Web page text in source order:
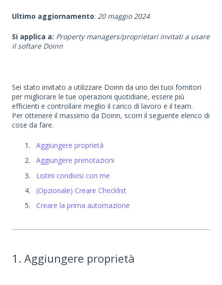
Ultimo aggiornamento: 20 maggio 2024
Si applica a: Property managers/proprietari invitati a usare
il softare Doinn
Sei stato invitato a utilizzare Doinn da uno dei tuoi fornitori
per migliorare le tue operazioni quotidiane, essere più
efficienti e controllare meglio il carico di lavoro e il team.
Per ottenere il massimo da Doinn, scorri il seguente elenco di
cose da fare.
Aggiungere proprietà
Aggiungere prenotazioni
Listini condivisi con me
(Opzionale) Creare Checklist
Creare la prima automazione
1. Aggiungere proprietà